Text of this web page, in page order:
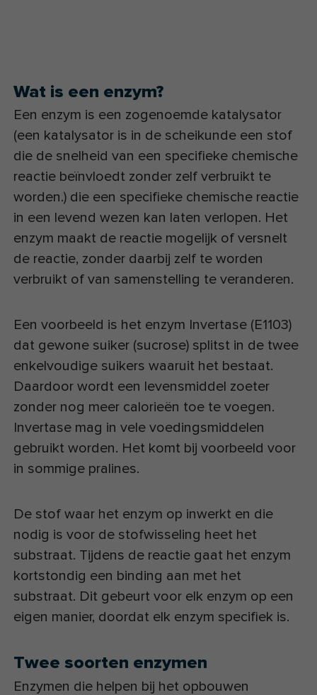
Wat is een enzym?
Een enzym is een zogenoemde katalysator
(een katalysator is in de scheikunde een stof
die de snelheid van een specifieke chemische
reactie beïnvloedt zonder zelf verbruikt te
worden.) die een specifieke chemische reactie
in een levend wezen kan laten verlopen. Het
enzym maakt de reactie mogelijk of versnelt
de reactie, zonder daarbij zelf te worden
verbruikt of van samenstelling te veranderen.
Een voorbeeld is het enzym Invertase (E1103)
dat gewone suiker (sucrose) splitst in de twee
enkelvoudige suikers waaruit het bestaat.
Daardoor wordt een levensmiddel zoeter
zonder nog meer calorieën toe te voegen.
Invertase mag in vele voedingsmiddelen
gebruikt worden. Het komt bij voorbeeld voor
in sommige pralines.
De stof waar het enzym op inwerkt en die
nodig is voor de stofwisseling heet het
substraat. Tijdens de reactie gaat het enzym
kortstondig een binding aan met het
substraat. Dit gebeurt voor elk enzym op een
eigen manier, doordat elk enzym specifiek is.
Twee soorten enzymen
Enzymen die helpen bij het opbouwen